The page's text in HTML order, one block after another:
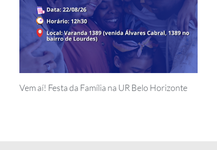
Vem aí! Festa da Família na UR Belo Horizonte